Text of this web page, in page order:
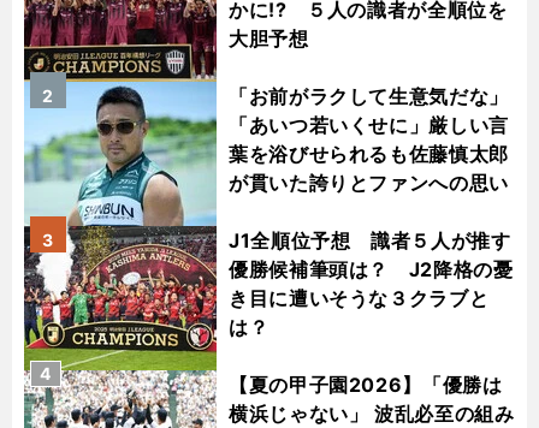
かに!? ５人の識者が全順位を
大胆予想
「お前がラクして生意気だな」
「あいつ若いくせに」厳しい言
葉を浴びせられるも佐藤慎太郎
が貫いた誇りとファンへの思い
2
J1全順位予想 識者５人が推す
優勝候補筆頭は？ J2降格の憂
き目に遭いそうな３クラブと
は？
3
【夏の甲子園2026】「優勝は
横浜じゃない」 波乱必至の組み
4